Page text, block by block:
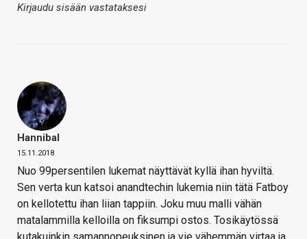
Kirjaudu sisään vastataksesi
Hannibal
15.11.2018
Nuo 99persentilen lukemat näyttävät kyllä ihan hyviltä.
Sen verta kun katsoi anandtechin lukemia niin tätä Fatboy
on kellotettu ihan liian tappiin. Joku muu malli vähän
matalammilla kelloilla on fiksumpi ostos. Tosikäytössä
kutakuinkin samannopeuksinen ja vie vähemmän virtaa ja